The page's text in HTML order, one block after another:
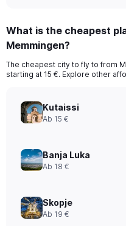
What is the cheapest
Memmingen?
The cheapest city to fly to from
starting at 15 €. Explore other
Kutaissi
Ab 15 €
Banja Luka
Ab 18 €
Skopje
Ab 19 €